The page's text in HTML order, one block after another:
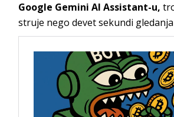
Google Gemini AI Assistant-u,
struje nego devet sekundi